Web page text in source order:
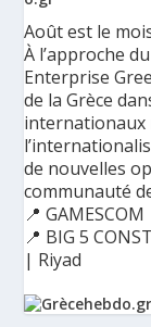
Août est le
À l’approche
Enterprise
de la Grèce
internationaux
de nouvelles
communauté
📍
📍 BIG 5
| Riyad